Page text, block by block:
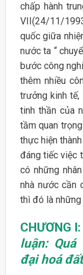
chấp hành
VII(24/11/
quốc giữa
nước ta “
bước công
thêm nhiều
trưởng kinh
tinh thần của
tầm quan
thực hiện
đáng tiếc việc
có những
nhà nước cần
thì đó là
CHƯƠNG
luận:
đại hoá